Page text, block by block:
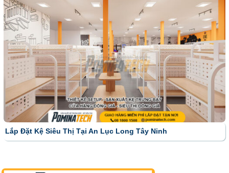
Lắp Đặt Kệ Siêu Thị Tại An Lục Long Tây Ninh